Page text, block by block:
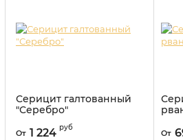
Серицит галтованный
"Серебро"
118445
От 1 224 руб
От